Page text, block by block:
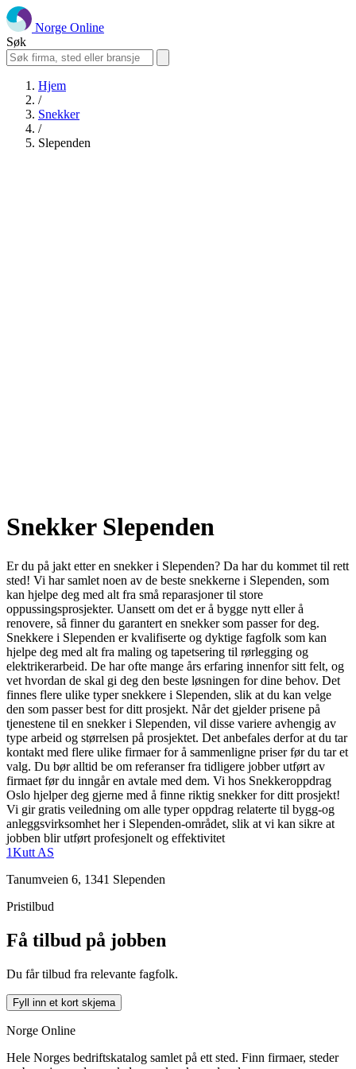
Norge Online
Søk
Hjem
/
Snekker
/
Slependen
Snekker Slependen
Er du på jakt etter en snekker i Slependen? Da har du kommet til rett
sted! Vi har samlet noen av de beste snekkerne i Slependen, som
kan hjelpe deg med alt fra små reparasjoner til store
oppussingsprosjekter. Uansett om det er å bygge nytt eller å
renovere, så finner du garantert en snekker som passer for deg.
Snekkere i Slependen er kvalifiserte og dyktige fagfolk som kan
hjelpe deg med alt fra maling og tapetsering til rørlegging og
elektrikerarbeid. De har ofte mange års erfaring innenfor sitt felt, og
vet hvordan de skal gi deg den beste løsningen for dine behov. Det
finnes flere ulike typer snekkere i Slependen, slik at du kan velge
den som passer best for ditt prosjekt. Når det gjelder prisene på
tjenestene til en snekker i Slependen, vil disse variere avhengig av
type arbeid og størrelsen på prosjektet. Det anbefales derfor at du tar
kontakt med flere ulike firmaer for å sammenligne priser før du tar et
valg. Du bør alltid be om referanser fra tidligere jobber utført av
firmaet før du inngår en avtale med dem. Vi hos Snekkeroppdrag
Oslo hjelper deg gjerne med å finne riktig snekker for ditt prosjekt!
Vi gir gratis veiledning om alle typer oppdrag relaterte til bygg-og
anleggsvirksomhet her i Slependen-området, slik at vi kan sikre at
jobben blir utført profesjonelt og effektivitet
1Kutt AS
Tanumveien 6, 1341 Slependen
Pristilbud
Få tilbud på jobben
Du får tilbud fra relevante fagfolk.
Fyll inn et kort skjema
Norge Online
Hele Norges bedriftskatalog samlet på ett sted. Finn firmaer, steder